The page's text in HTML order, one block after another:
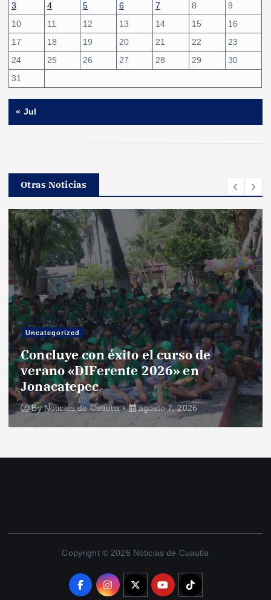
3
4 5 6 7 8
9
10
11 12 13 14 15
16
17
18 19 20 21 22
23
24
25 26 27 28 29
30
31
« Jul
Otras Noticias
Uncategorized
Concluye con éxito el curso de
verano «DIFerente 2026» en
Jonacatepec
ByNoticias de Cuautla agosto 7, 2026
Copyright © 2026 Noticias de Cuautla